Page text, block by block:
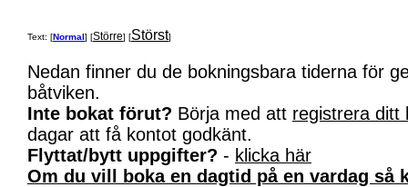
Text: [Normal] [Större] [Störst]
Nedan finner du de bokningsbara tiderna för
båtviken.
Inte bokat förut? Börja med att registrera ditt
dagar att få kontot godkänt.
Flyttat/bytt uppgifter? - klicka här
Om du vill boka en dagtid på en vardag så